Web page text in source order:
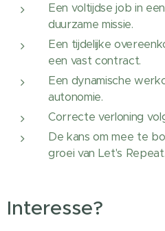
Een voltijdse job in
duurzame missie.
Een tijdelijke
een vast contract.
Een dynamische
autonomie.
Correcte verloning
De kans om mee te
groei van Let's Repeat.
Interesse?